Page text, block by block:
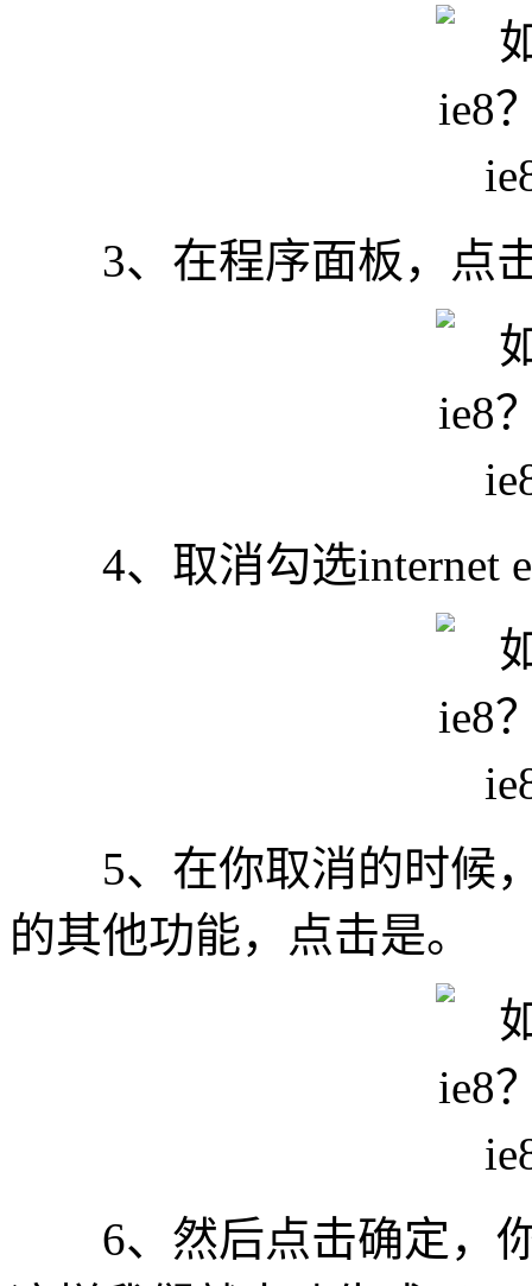
3、在程序面板，点击
4、取消勾选internet
5、在你取消的时候，
的其他功能，点击是。
6、然后点击确定，你